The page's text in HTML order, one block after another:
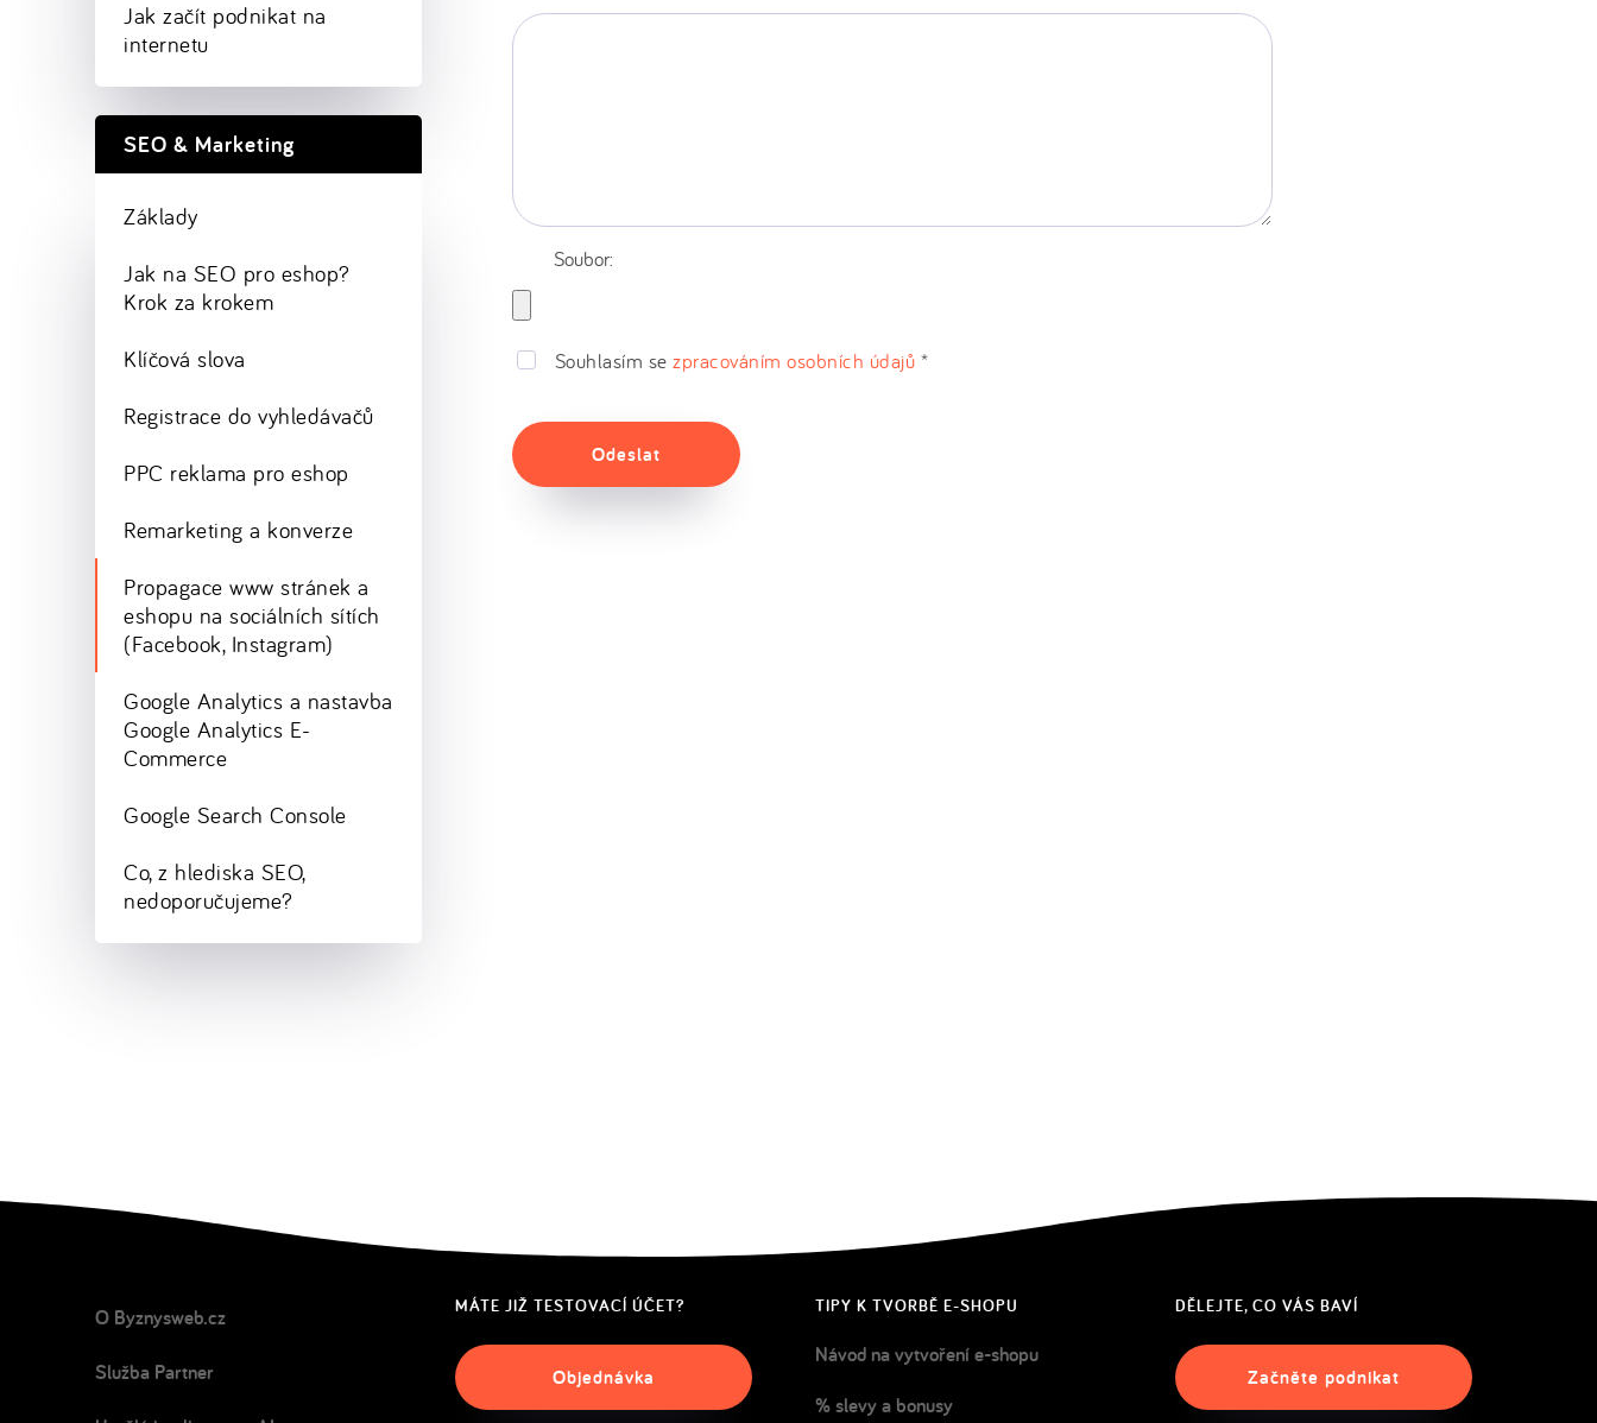
Soubor:
Souhlasím sezpracováním osobních údajů *
Odeslat
Jak začít podnikat na
internetu
SEO & Marketing
Základy
Jak na SEO pro eshop?
Krok za krokem
Klíčová slova
Registrace do vyhledávačů
PPC reklama pro eshop
Remarketing a konverze
Propagace www stránek a
eshopu na sociálních sítích
(Facebook, Instagram)
Google Analytics a nastavba
Google Analytics E-
Commerce
Google Search Console
Co, z hlediska SEO,
nedoporučujeme?
O Byznysweb.cz
Služba Partner
MÁTE JIŽ TESTOVACÍ ÚČET?
Objednávka
TIPY K TVORBĚ E-SHOPU
Návod na vytvoření e-shopu
% slevy a bonusy
DĚLEJTE, CO VÁS BAVÍ
Začněte podnikat